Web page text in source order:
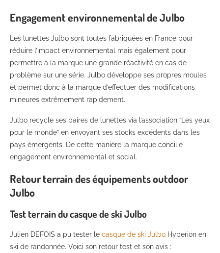
Engagement environnemental de Julbo
Les lunettes Julbo sont toutes fabriquées en France pour
réduire l’impact environnemental mais également pour
permettre à la marque une grande réactivité en cas de
problème sur une série. Julbo développe ses propres moules
et permet donc à la marque d’effectuer des modifications
mineures extrêmement rapidement.
Julbo recycle ses paires de lunettes via l’association “Les yeux
pour le monde” en envoyant ses stocks excédents dans les
pays émergents. De cette manière la marque concilie
engagement environnemental et social.
Retour terrain des équipements outdoor
Julbo
Test terrain du casque de ski Julbo
Julien DEFOIS a pu tester le casque de ski Julbo Hyperion en
ski de randonnée. Voici son retour test et son avis :